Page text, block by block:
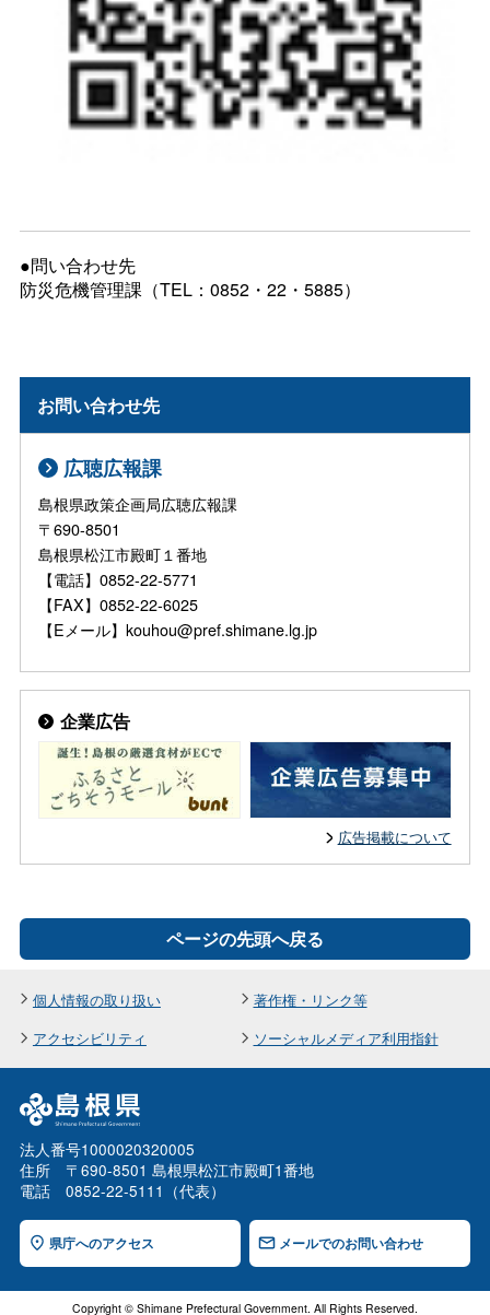
●問い合わせ先
防災危機管理課（TEL：0852・22・5885）
お問い合わせ先
広聴広報課
島根県政策企画局広聴広報課
〒690-8501
島根県松江市殿町１番地
【電話】0852-22-5771
【FAX】0852-22-6025
【Eメール】kouhou@pref.shimane.lg.jp
企業広告
広告掲載について
ページの先頭へ戻る
個人情報の取り扱い
著作権・リンク等
アクセシビリティ
ソーシャルメディア利用指針
法人番号1000020320005
住所 〒690-8501 島根県松江市殿町1番地
電話 0852-22-5111（代表）
県庁へのアクセス メールでのお問い合わせ
Copyright © Shimane Prefectural Government. All Rights Reserved.